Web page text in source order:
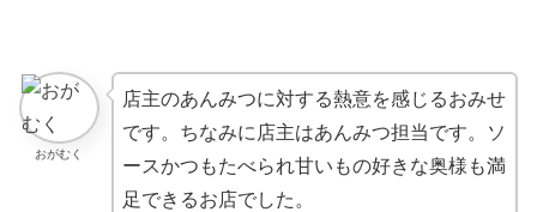
おがむく
店主のあんみつに対する熱意を感じるおみせ
です。ちなみに店主はあんみつ担当です。ソ
ースかつもたべられ甘いもの好きな奥様も満
足できるお店でした。